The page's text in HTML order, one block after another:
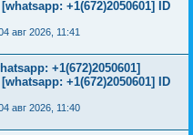
+1(672)2050601] ID
авг 2026, 11:41
+1(672)2050601]
+1(672)2050601] ID
авг 2026, 11:40